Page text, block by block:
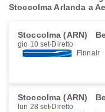
Stoccolma Arlanda a
Stoccolma (ARN)
gio 10 set Diretto
Finnair
Stoccolma (ARN)
lun 28 set Diretto